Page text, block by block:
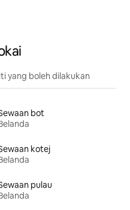
yang boleh dilakukan
bot
kotej
pulau